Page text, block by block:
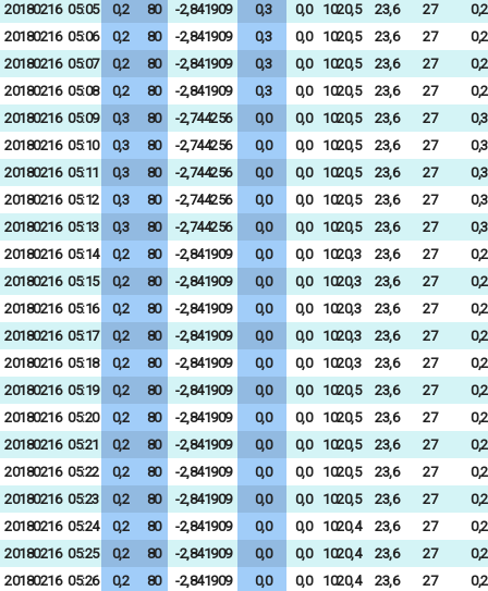
20180216 05:05 0,2 80 -2,841909 0,3 0,0 1020,5 23,6 27
0,2
20180216 05:06 0,2 80 -2,841909 0,3 0,0 1020,5 23,6 27
0,2
20180216 05:07 0,2 80 -2,841909 0,3 0,0 1020,5 23,6 27
0,2
20180216 05:08 0,2 80 -2,841909 0,3 0,0 1020,5 23,6 27
0,2
20180216 05:09 0,3 80 -2,744256 0,0 0,0 1020,5 23,6 27
0,3
20180216 05:10 0,3 80 -2,744256 0,0 0,0 1020,5 23,6 27
0,3
20180216 05:11 0,3 80 -2,744256 0,0 0,0 1020,5 23,6 27
0,3
20180216 05:12 0,3 80 -2,744256 0,0 0,0 1020,5 23,6 27
0,3
20180216 05:13 0,3 80 -2,744256 0,0 0,0 1020,5 23,6 27
0,3
20180216 05:14 0,2 80 -2,841909 0,0 0,0 1020,3 23,6 27
0,2
20180216 05:15 0,2 80 -2,841909 0,0 0,0 1020,3 23,6 27
0,2
20180216 05:16 0,2 80 -2,841909 0,0 0,0 1020,3 23,6 27
0,2
20180216 05:17 0,2 80 -2,841909 0,0 0,0 1020,3 23,6 27
0,2
20180216 05:18 0,2 80 -2,841909 0,0 0,0 1020,3 23,6 27
0,2
20180216 05:19 0,2 80 -2,841909 0,0 0,0 1020,5 23,6 27
0,2
20180216 05:20 0,2 80 -2,841909 0,0 0,0 1020,5 23,6 27
0,2
20180216 05:21 0,2 80 -2,841909 0,0 0,0 1020,5 23,6 27
0,2
20180216 05:22 0,2 80 -2,841909 0,0 0,0 1020,5 23,6 27
0,2
20180216 05:23 0,2 80 -2,841909 0,0 0,0 1020,5 23,6 27
0,2
20180216 05:24 0,2 80 -2,841909 0,0 0,0 1020,4 23,6 27
0,2
20180216 05:25 0,2 80 -2,841909 0,0 0,0 1020,4 23,6 27
0,2
20180216 05:26 0,2 80 -2,841909 0,0 0,0 1020,4 23,6 27
0,2